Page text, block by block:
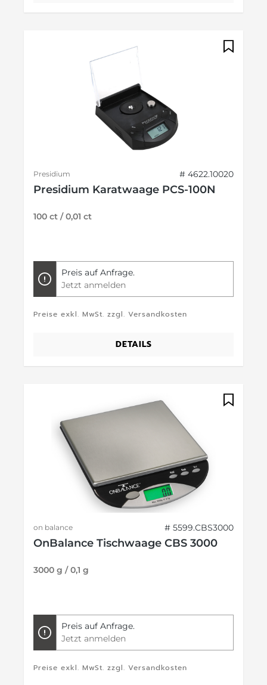
Presidium # 4622.10020
Presidium Karatwaage PCS-100N
100 ct / 0,01 ct
Preis auf Anfrage.
Jetzt anmelden
Preise exkl. MwSt. zzgl. Versandkosten
DETAILS
on balance # 5599.CBS3000
OnBalance Tischwaage CBS 3000
3000 g / 0,1 g
Preis auf Anfrage.
Jetzt anmelden
Preise exkl. MwSt. zzgl. Versandkosten